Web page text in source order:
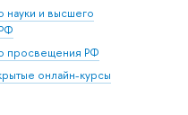
науки и высшего
просвещения РФ
онлайн-курсы